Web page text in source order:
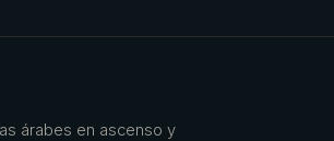
árabes en ascenso y